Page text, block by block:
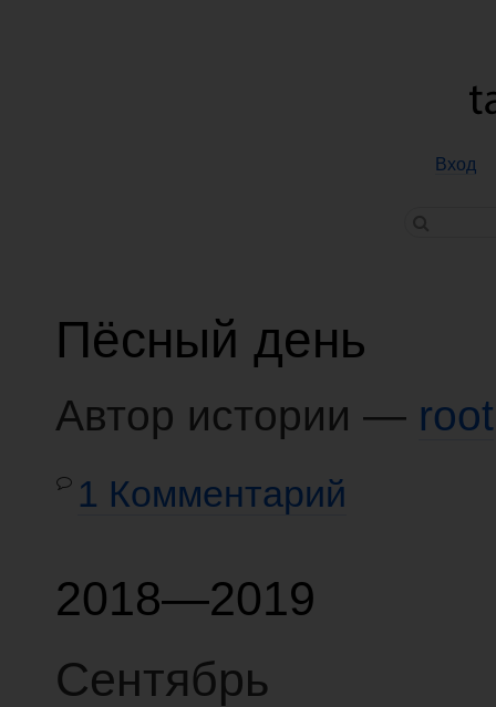
Вход
Пёсный день
Автор истории — root
1 Комментарий
2018—2019
Сентябрь